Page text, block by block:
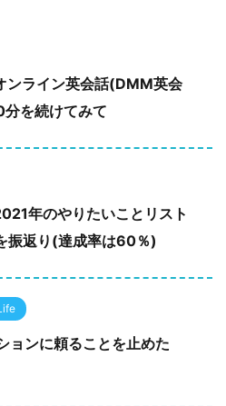
ンライン英会話(DMM英会
を続けてみて
年のやりたいことリスト
振返り(達成率は60％)
ョンに頼ることを止めた